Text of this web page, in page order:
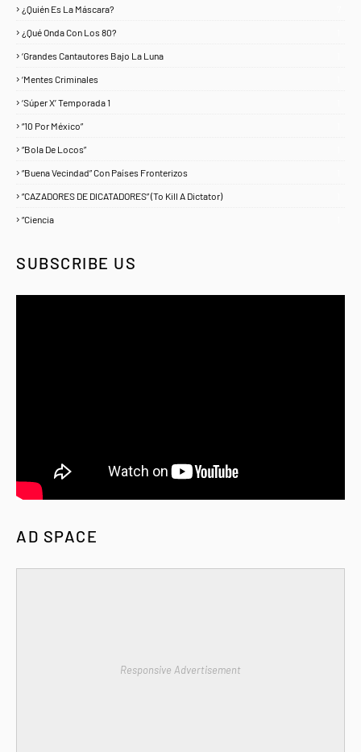
¿Quién Es La Máscara?
¿Qué Onda Con Los 80?
‘Grandes Cantautores Bajo La Luna
‘Mentes Criminales
‘Súper X’ Temporada 1
“10 Por México”
“Bola De Locos”
“Buena Vecindad” Con Países Fronterizos
“CAZADORES DE DICATADORES” (To Kill A Dictator)
“Ciencia
SUBSCRIBE US
AD SPACE
Responsive Advertisement